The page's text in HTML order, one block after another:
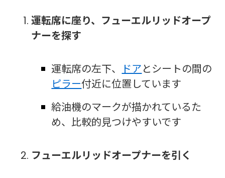
運転席に座り、フューエルリッドオープ
ナーを探す
運転席の左下、 ドアとシートの間の
ピラー付近に位置しています
給油機のマークが描かれているた
め、比較的見つけやすいです
フューエルリッドオープナーを引く